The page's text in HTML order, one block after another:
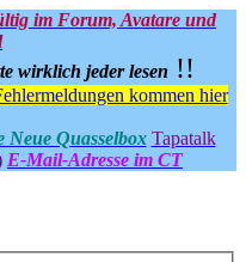
im Forum, Avatare und
wirklich jeder lesen !!
kommen hier
Neue Quasselbox Tapatalk
E-Mail-Adresse im CT